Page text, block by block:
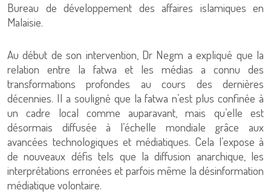
Bureau de développement des affaires islamiques en
Malaisie.
Au début de son intervention, Dr Negm a expliqué que la
relation entre la fatwa et les médias a connu des
transformations profondes au cours des dernières
décennies. Il a souligné que la fatwa n’est plus confinée à
un cadre local comme auparavant, mais qu’elle est
désormais diffusée à l’échelle mondiale grâce aux
avancées technologiques et médiatiques. Cela l’expose à
de nouveaux défis tels que la diffusion anarchique, les
interprétations erronées et parfois même la désinformation
médiatique volontaire.